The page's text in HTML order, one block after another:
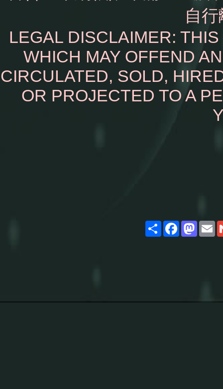
自
LEGAL DISCLAIMER:
WHICH MAY OFFEND
CIRCULATED, SOLD,
OR PROJECTED TO A
ShareFacebook